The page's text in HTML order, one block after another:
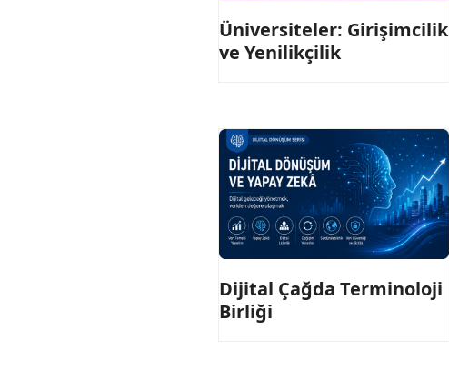
Üniversiteler: Girişimcilik
ve Yenilikçilik
Dijital Çağda Terminoloji
Birliği